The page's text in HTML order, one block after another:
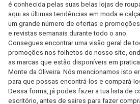
é conhecida pelas suas belas lojas de
aqui as últimas tendências em moda e
um grande número de ofertas e
e revistas semanais durante todo o ano.
Consegues encontrar uma visão geral de
promoções nos folhetos do nosso site,
as marcas que estão disponíveis em
Monte da Oliveira. Nós mencionamos isto
para que possas encontrá-los e compará-
Dessa forma, já podes fazer a tua lista de
escritório, antes de saires para fazer